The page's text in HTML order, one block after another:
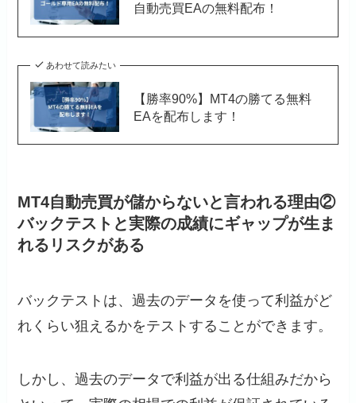
自動売買EAの無料配布！
あわせて読みたい
【勝率90%】MT4の勝てる無料
EAを配布します！
MT4自動売買が儲からないと言われる理由②
バックテストと実際の成績にギャップが生ま
れるリスクがある
バックテストは、過去のデータを使って利益がど
れくらい狙えるかをテストすることができます。
しかし、過去のデータで利益が出る仕組みだから